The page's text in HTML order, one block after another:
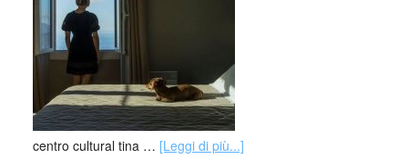
centro cultural tina … [Leggi di più...]